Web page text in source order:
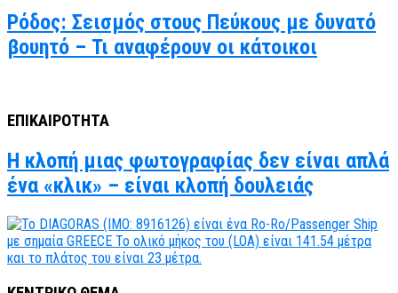
Ρόδος: Σεισμός στους Πεύκους με δυνατό
βουητό – Τι αναφέρουν οι κάτοικοι
ΕΠΙΚΑΙΡΟΤΗΤΑ
Η κλοπή μιας φωτογραφίας δεν είναι απλά
ένα «κλικ» – είναι κλοπή δουλειάς